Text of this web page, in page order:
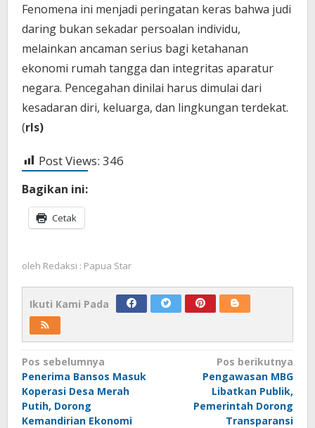
Fenomena ini menjadi peringatan keras bahwa judi
daring bukan sekadar persoalan individu,
melainkan ancaman serius bagi ketahanan
ekonomi rumah tangga dan integritas aparatur
negara. Pencegahan dinilai harus dimulai dari
kesadaran diri, keluarga, dan lingkungan terdekat.
(rls)
Post Views: 346
Bagikan ini:
Cetak
oleh Redaksi : Papua Star
Ikuti Kami Pada
Navigasi
pos
Pos sebelumnya
Penerima Bansos Masuk
Koperasi Desa Merah
Putih, Dorong
Kemandirian Ekonomi
Pos berikutnya
Pengawasan MBG
Libatkan Publik,
Pemerintah Dorong
Transparansi